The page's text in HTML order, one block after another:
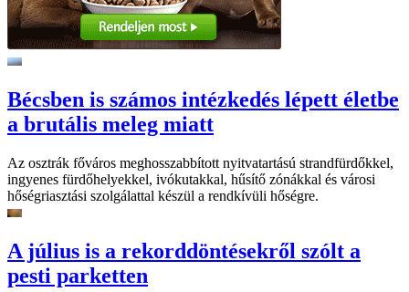
Bécsben is számos intézkedés lépett életbe
a brutális meleg miatt
Az osztrák főváros meghosszabbított nyitvatartású strandfürdőkkel,
ingyenes fürdőhelyekkel, ivókutakkal, hűsítő zónákkal és városi
hőségriasztási szolgálattal készül a rendkívüli hőségre.
A július is a rekorddöntésekről szólt a
pesti parketten